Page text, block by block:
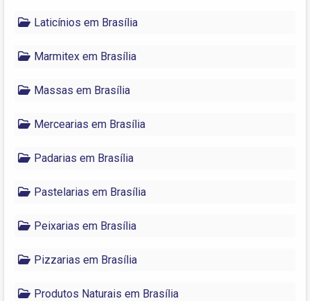
Laticínios em Brasília
Marmitex em Brasília
Massas em Brasília
Mercearias em Brasília
Padarias em Brasília
Pastelarias em Brasília
Peixarias em Brasília
Pizzarias em Brasília
Produtos Naturais em Brasília